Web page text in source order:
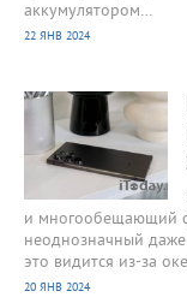
аккумулятором…
22 ЯНВ 2024
и многообещающий
неоднозначный
это видится из-за
20 ЯНВ 2024